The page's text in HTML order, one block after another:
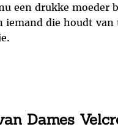
een drukke
iemand die houdt
Dames